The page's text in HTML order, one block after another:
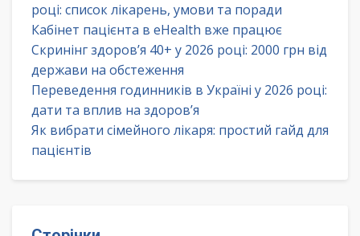
році: список лікарень, умови та поради
Кабінет пацієнта в eHealth вже працює
Скринінг здоров’я 40+ у 2026 році: 2000 грн від
держави на обстеження
Переведення годинників в Україні у 2026 році:
дати та вплив на здоров’я
Як вибрати сімейного лікаря: простий гайд для
пацієнтів